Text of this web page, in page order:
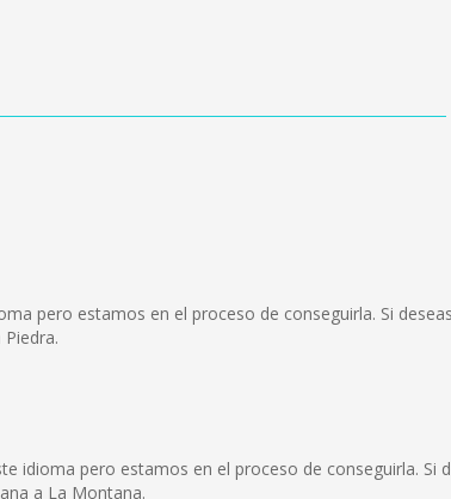
pero estamos en el proceso de conseguirla. Si
idioma pero estamos en el proceso de conseguirla. Si
a La Montana.